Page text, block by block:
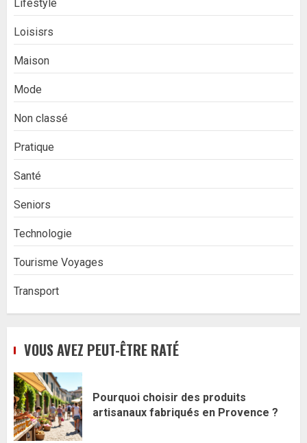
Lifestyle
Loisisrs
Maison
Mode
Non classé
Pratique
Santé
Seniors
Technologie
Tourisme Voyages
Transport
VOUS AVEZ PEUT-ÊTRE RATÉ
Pourquoi choisir des produits
artisanaux fabriqués en Provence ?